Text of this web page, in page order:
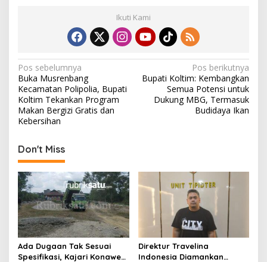
Ikuti Kami
N
a
v
i
a
s
i
p
o
s
Pos sebelumnya
Buka Musrenbang
Kecamatan Polipolia, Bupati
Koltim Tekankan Program
Makan Bergizi Gratis dan
Kebersihan
Pos berikutnya
Bupati Koltim: Kembangkan
Semua Potensi untuk
Dukung MBG, Termasuk
Budidaya Ikan
Don't Miss
Ada Dugaan Tak Sesuai
Spesifikasi, Kajari Konawe
Direktur Travelina
Indonesia Diamankan